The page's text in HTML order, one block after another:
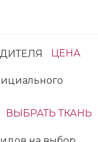
ЦЕНА
ВЫБРАТЬ ТКАНЬ